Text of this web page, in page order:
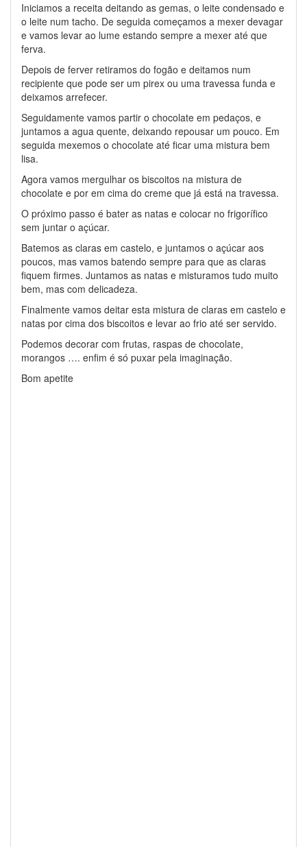
Iniciamos a receita deitando as gemas, o leite condensado e
o leite num tacho. De seguida começamos a mexer devagar
e vamos levar ao lume estando sempre a mexer até que
ferva.
Depois de ferver retiramos do fogão e deitamos num
recipiente que pode ser um pirex ou uma travessa funda e
deixamos arrefecer.
Seguidamente vamos partir o chocolate em pedaços, e
juntamos a agua quente, deixando repousar um pouco. Em
seguida mexemos o chocolate até ficar uma mistura bem
lisa.
Agora vamos mergulhar os biscoitos na mistura de
chocolate e por em cima do creme que já está na travessa.
O próximo passo é bater as natas e colocar no frigorífico
sem juntar o açúcar.
Batemos as claras em castelo, e juntamos o açúcar aos
poucos, mas vamos batendo sempre para que as claras
fiquem firmes. Juntamos as natas e misturamos tudo muito
bem, mas com delicadeza.
Finalmente vamos deitar esta mistura de claras em castelo e
natas por cima dos biscoitos e levar ao frio até ser servido.
Podemos decorar com frutas, raspas de chocolate,
morangos …. enfim é só puxar pela imaginação.
Bom apetite